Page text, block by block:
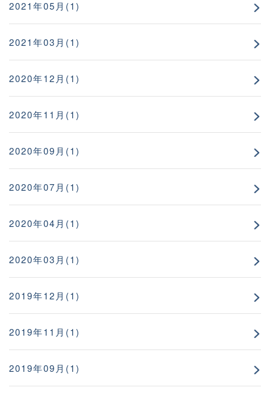
2021年05月(1)
2021年03月(1)
2020年12月(1)
2020年11月(1)
2020年09月(1)
2020年07月(1)
2020年04月(1)
2020年03月(1)
2019年12月(1)
2019年11月(1)
2019年09月(1)